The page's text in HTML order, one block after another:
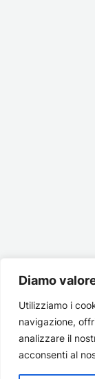
Diamo
Utilizziamo i
navigazione,
analizzare il
acconsenti al
Copyright ©
Salento - P.IVA